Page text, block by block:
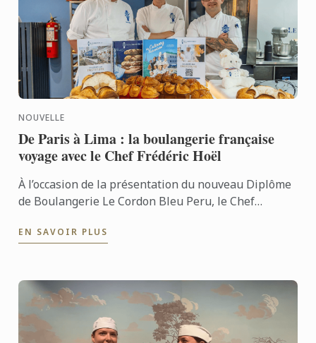
NOUVELLE
De Paris à Lima : la boulangerie française
voyage avec le Chef Frédéric Hoël
À l’occasion de la présentation du nouveau Diplôme
de Boulangerie Le Cordon Bleu Peru, le Chef
savoir-faire de ...
EN SAVOIR PLUS